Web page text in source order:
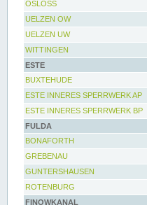
OSLOSS
UELZEN OW
UELZEN UW
WITTINGEN
ESTE
BUXTEHUDE
ESTE INNERES SPERRWERK AP
ESTE INNERES SPERRWERK BP
FULDA
BONAFORTH
GREBENAU
GUNTERSHAUSEN
ROTENBURG
FINOWKANAL